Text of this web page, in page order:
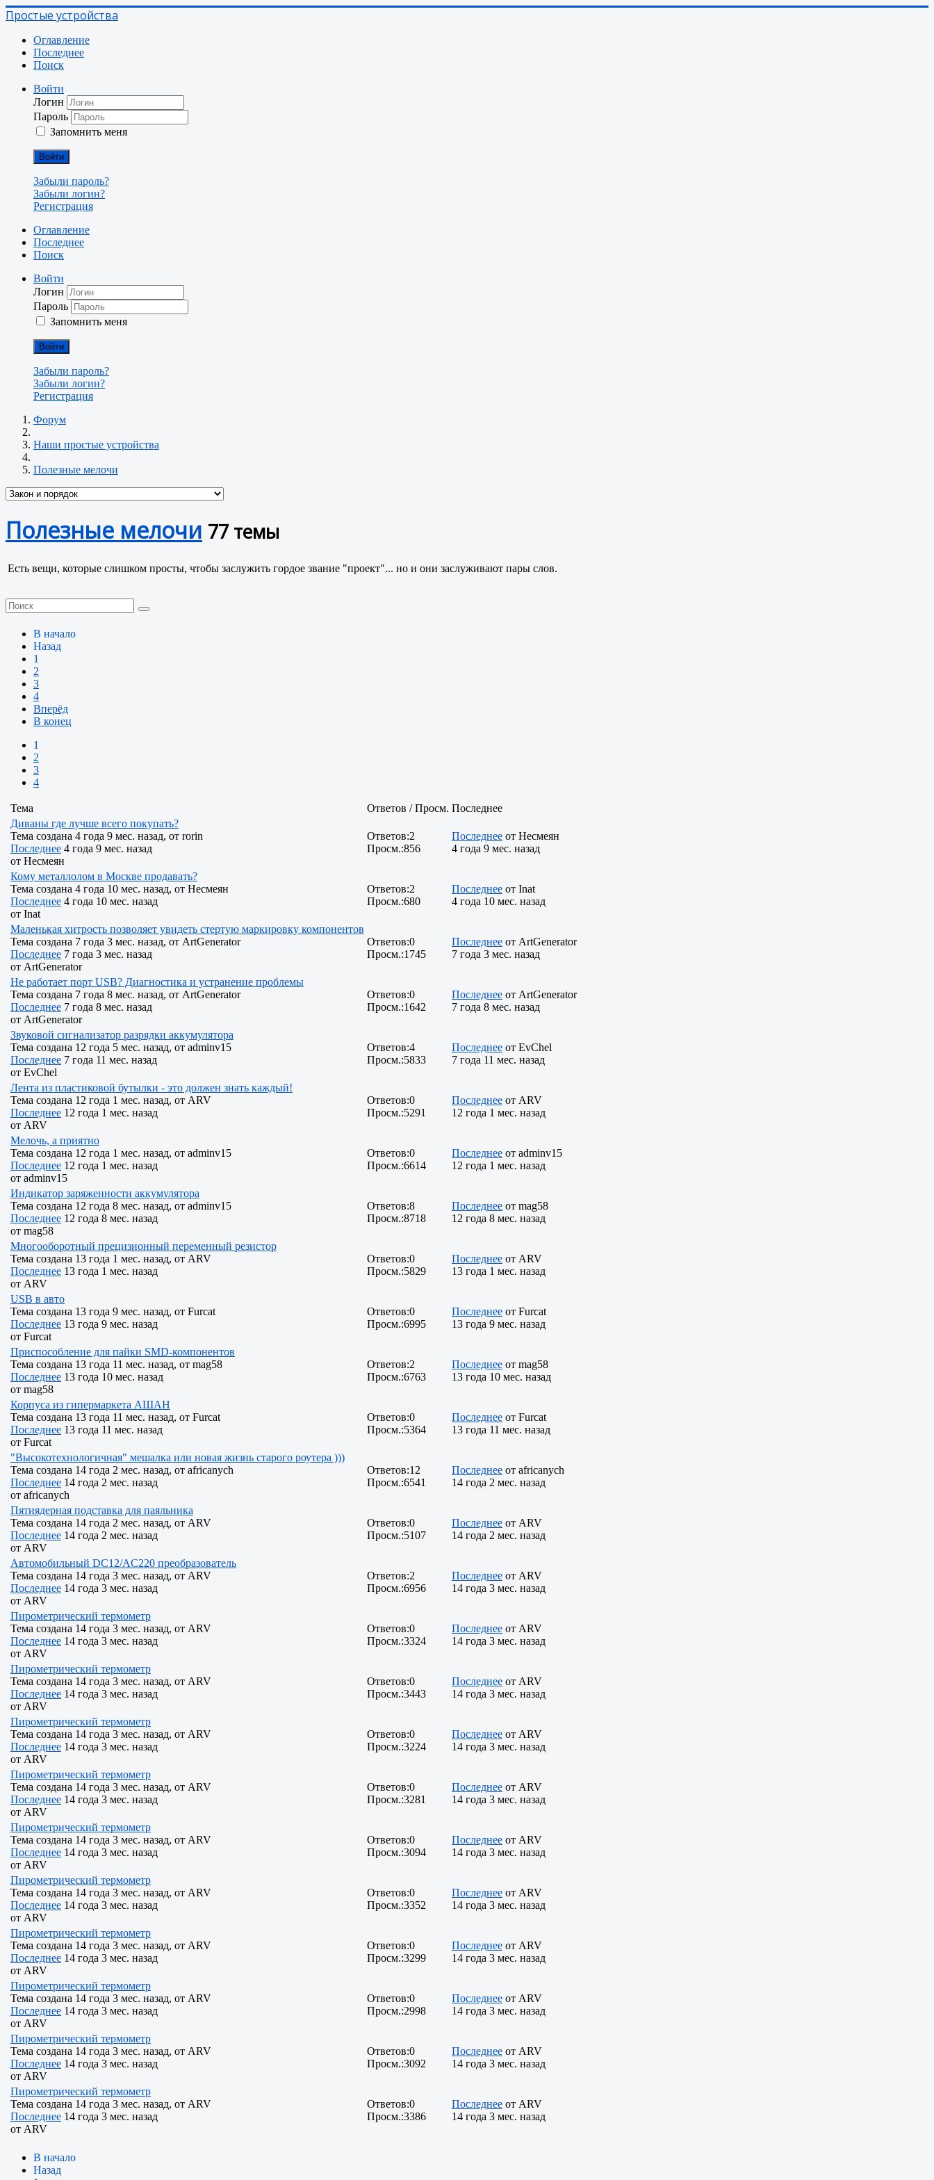
Простые устройства
Оглавление
Последнее
Поиск
Войти
Логин
Пароль
Запомнить меня
Войти
Забыли пароль?
Забыли логин?
Регистрация
Оглавление
Последнее
Поиск
Войти
Логин
Пароль
Запомнить меня
Войти
Забыли пароль?
Забыли логин?
Регистрация
Форум
Наши простые устройства
Полезные мелочи
Полезные мелочи 77 темы
Есть вещи, которые слишком просты, чтобы заслужить гордое звание "проект"... но и они заслуживают пары слов.
В начало
Назад
1
2
3
4
Вперёд
В конец
1
2
3
4
Тема Ответов / Просм. Последнее
Диваны где лучше всего покупать?
Тема создана 4 года 9 мес. назад, от rorin
Последнее 4 года 9 мес. назад
от Несмеян
Ответов:2
Просм.:856
Последнее от Несмеян
4 года 9 мес. назад
Кому металлолом в Москве продавать?
Тема создана 4 года 10 мес. назад, от Несмеян
Последнее 4 года 10 мес. назад
от Inat
Ответов:2
Просм.:680
Последнее от Inat
4 года 10 мес. назад
Маленькая хитрость позволяет увидеть стертую маркировку компонентов
Тема создана 7 года 3 мес. назад, от ArtGenerator
Последнее 7 года 3 мес. назад
от ArtGenerator
Ответов:0
Просм.:1745
Последнее от ArtGenerator
7 года 3 мес. назад
Не работает порт USB? Диагностика и устранение проблемы
Тема создана 7 года 8 мес. назад, от ArtGenerator
Последнее 7 года 8 мес. назад
от ArtGenerator
Ответов:0
Просм.:1642
Последнее от ArtGenerator
7 года 8 мес. назад
Звуковой сигнализатор разрядки аккумулятора
Тема создана 12 года 5 мес. назад, от adminv15
Последнее 7 года 11 мес. назад
от EvChel
Ответов:4
Просм.:5833
Последнее от EvChel
7 года 11 мес. назад
Лента из пластиковой бутылки - это должен знать каждый!
Тема создана 12 года 1 мес. назад, от ARV
Последнее 12 года 1 мес. назад
от ARV
Ответов:0
Просм.:5291
Последнее от ARV
12 года 1 мес. назад
Мелочь, а приятно
Тема создана 12 года 1 мес. назад, от adminv15
Последнее 12 года 1 мес. назад
от adminv15
Ответов:0
Просм.:6614
Последнее от adminv15
12 года 1 мес. назад
Индикатор заряженности аккумулятора
Тема создана 12 года 8 мес. назад, от adminv15
Последнее 12 года 8 мес. назад
от mag58
Ответов:8
Просм.:8718
Последнее от mag58
12 года 8 мес. назад
Многооборотный прецизионный переменный резистор
Тема создана 13 года 1 мес. назад, от ARV
Последнее 13 года 1 мес. назад
от ARV
Ответов:0
Просм.:5829
Последнее от ARV
13 года 1 мес. назад
USB в авто
Тема создана 13 года 9 мес. назад, от Furcat
Последнее 13 года 9 мес. назад
от Furcat
Ответов:0
Просм.:6995
Последнее от Furcat
13 года 9 мес. назад
Приспособление для пайки SMD-компонентов
Тема создана 13 года 11 мес. назад, от mag58
Последнее 13 года 10 мес. назад
от mag58
Ответов:2
Просм.:6763
Последнее от mag58
13 года 10 мес. назад
Корпуса из гипермаркета АШАН
Тема создана 13 года 11 мес. назад, от Furcat
Последнее 13 года 11 мес. назад
от Furcat
Ответов:0
Просм.:5364
Последнее от Furcat
13 года 11 мес. назад
"Высокотехнологичная" мешалка или новая жизнь старого роутера )))
Тема создана 14 года 2 мес. назад, от africanych
Последнее 14 года 2 мес. назад
от africanych
Ответов:12
Просм.:6541
Последнее от africanych
14 года 2 мес. назад
Пятиядерная подставка для паяльника
Тема создана 14 года 2 мес. назад, от ARV
Последнее 14 года 2 мес. назад
от ARV
Ответов:0
Просм.:5107
Последнее от ARV
14 года 2 мес. назад
Автомобильный DC12/AC220 преобразователь
Тема создана 14 года 3 мес. назад, от ARV
Последнее 14 года 3 мес. назад
от ARV
Ответов:2
Просм.:6956
Последнее от ARV
14 года 3 мес. назад
Пирометрический термометр
Тема создана 14 года 3 мес. назад, от ARV
Последнее 14 года 3 мес. назад
от ARV
Ответов:0
Просм.:3324
Последнее от ARV
14 года 3 мес. назад
Пирометрический термометр
Тема создана 14 года 3 мес. назад, от ARV
Последнее 14 года 3 мес. назад
от ARV
Ответов:0
Просм.:3443
Последнее от ARV
14 года 3 мес. назад
Пирометрический термометр
Тема создана 14 года 3 мес. назад, от ARV
Последнее 14 года 3 мес. назад
от ARV
Ответов:0
Просм.:3224
Последнее от ARV
14 года 3 мес. назад
Пирометрический термометр
Тема создана 14 года 3 мес. назад, от ARV
Последнее 14 года 3 мес. назад
от ARV
Ответов:0
Просм.:3281
Последнее от ARV
14 года 3 мес. назад
Пирометрический термометр
Тема создана 14 года 3 мес. назад, от ARV
Последнее 14 года 3 мес. назад
от ARV
Ответов:0
Просм.:3094
Последнее от ARV
14 года 3 мес. назад
Пирометрический термометр
Тема создана 14 года 3 мес. назад, от ARV
Последнее 14 года 3 мес. назад
от ARV
Ответов:0
Просм.:3352
Последнее от ARV
14 года 3 мес. назад
Пирометрический термометр
Тема создана 14 года 3 мес. назад, от ARV
Последнее 14 года 3 мес. назад
от ARV
Ответов:0
Просм.:3299
Последнее от ARV
14 года 3 мес. назад
Пирометрический термометр
Тема создана 14 года 3 мес. назад, от ARV
Последнее 14 года 3 мес. назад
от ARV
Ответов:0
Просм.:2998
Последнее от ARV
14 года 3 мес. назад
Пирометрический термометр
Тема создана 14 года 3 мес. назад, от ARV
Последнее 14 года 3 мес. назад
от ARV
Ответов:0
Просм.:3092
Последнее от ARV
14 года 3 мес. назад
Пирометрический термометр
Тема создана 14 года 3 мес. назад, от ARV
Последнее 14 года 3 мес. назад
от ARV
Ответов:0
Просм.:3386
Последнее от ARV
14 года 3 мес. назад
В начало
Назад